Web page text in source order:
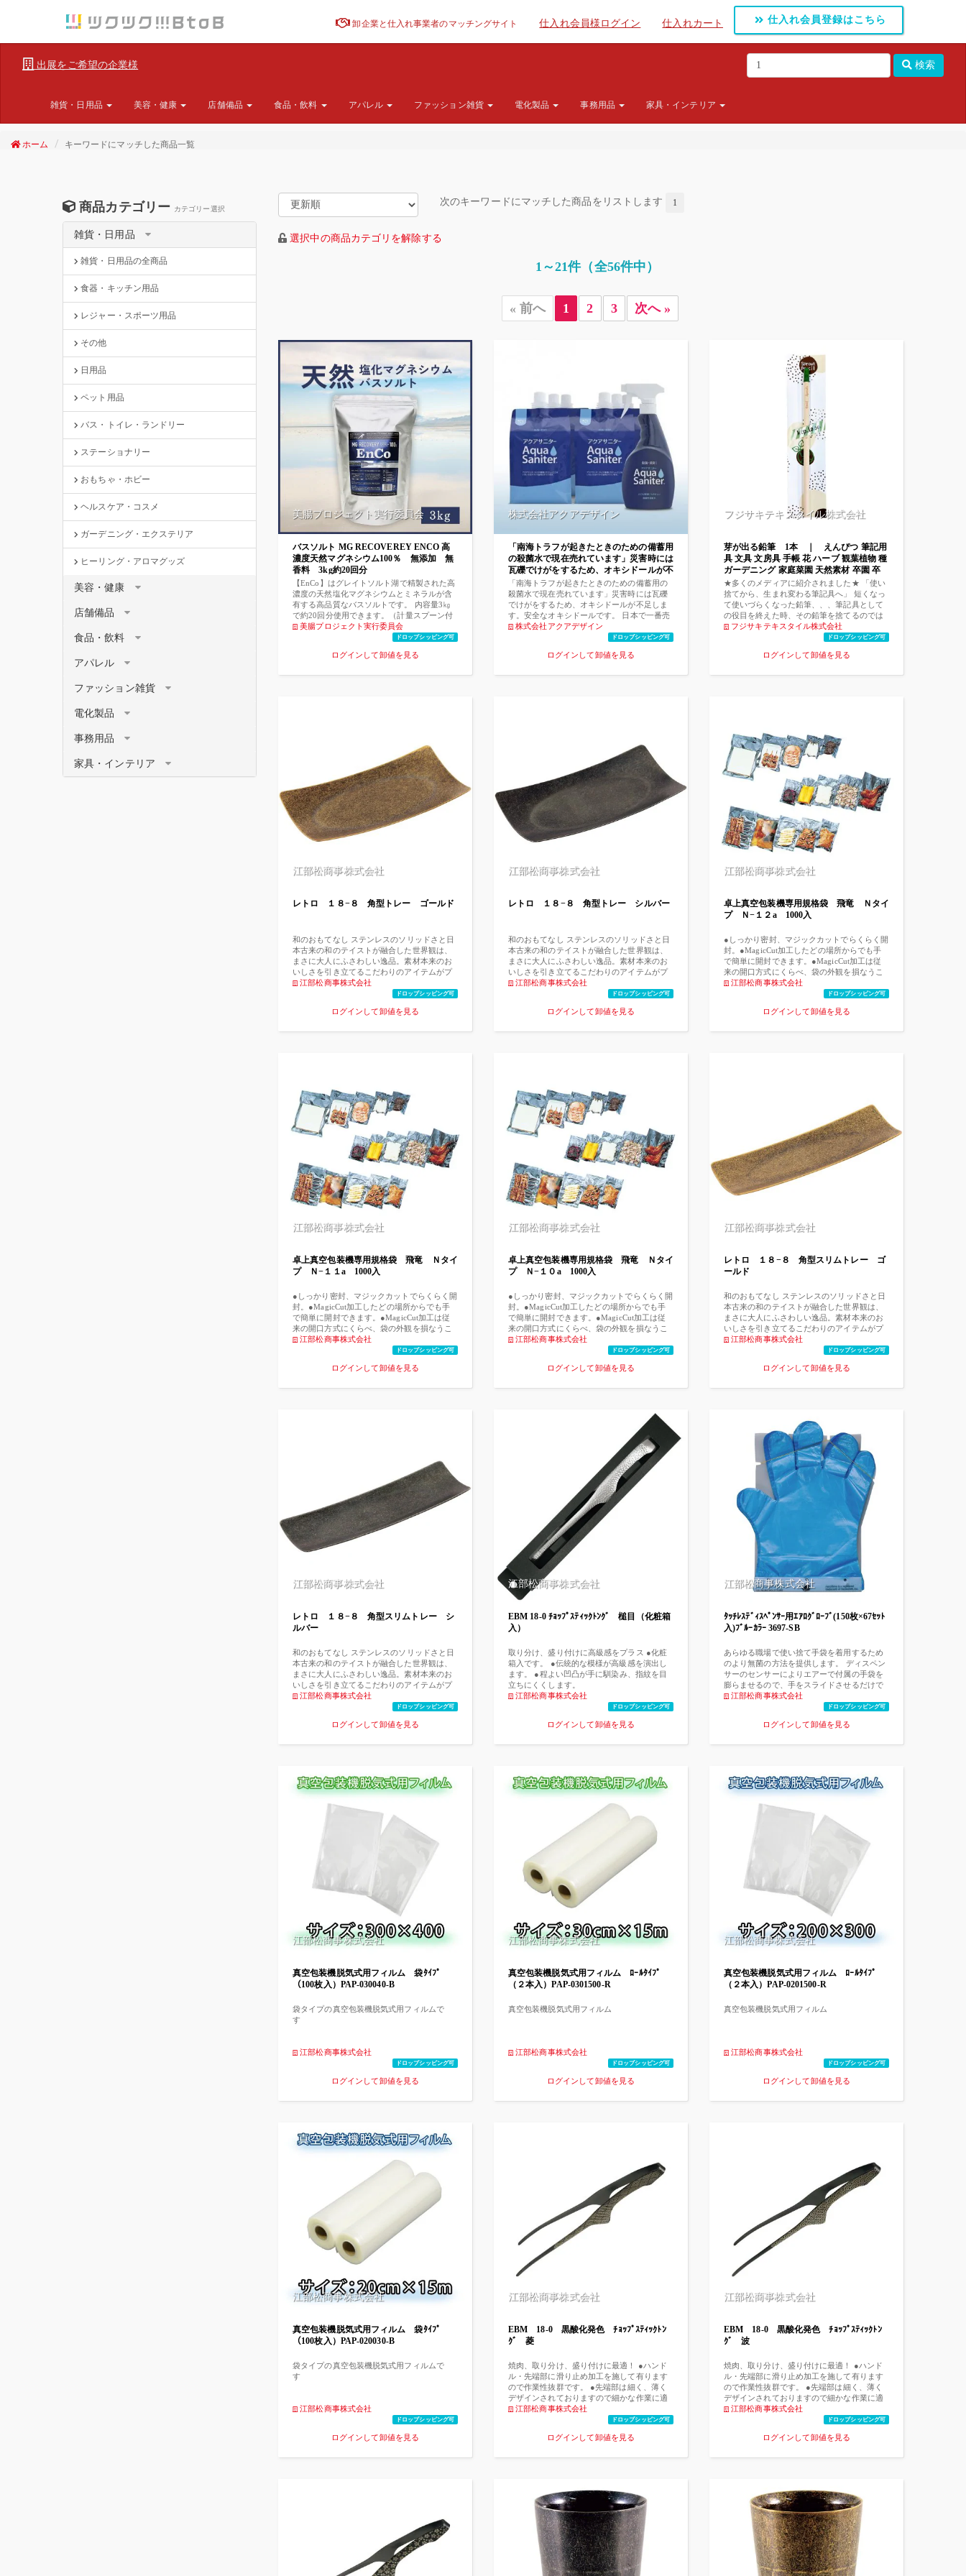
卸企業と仕入れ事業者のマッチングサイト 仕入れ会員様ログイン 仕入れカート 仕入れ会員登録はこちら
出展をご希望の企業様 検索
雑貨・日用品 美容・健康 店舗備品 食品・飲料 アパレル ファッション雑貨 電化製品 事務用品 家具・インテリア
ホーム キーワードにマッチした商品一覧
商品カテゴリー カテゴリー選択
雑貨・日用品
雑貨・日用品の全商品
食器・キッチン用品
レジャー・スポーツ用品
その他
日用品
ペット用品
バス・トイレ・ランドリー
ステーショナリー
おもちゃ・ホビー
ヘルスケア・コスメ
ガーデニング・エクステリア
ヒーリング・アロマグッズ
美容・健康
店舗備品
食品・飲料
アパレル
ファッション雑貨
電化製品
事務用品
家具・インテリア
次のキーワードにマッチした商品をリストします 1
選択中の商品カテゴリを解除する
1～21件（全56件中）
« 前へ 1 2 3 次へ »
美腸プロジェクト実行委員会
バスソルト MG RECOVEREY ENCO 高
濃度天然マグネシウム100％ 無添加 無
香料 3kg約20回分
【EnCo】はグレイトソルト湖で精製された高
濃度の天然塩化マグネシウムとミネラルが含
有する高品質なバスソルトです。 内容量3㎏
で約20回分使用できます。（計量スプーン付
き） バスソルトとして人気のエプソムソルト
は硫酸イオン皮脂を洗い流すため、肌がカサ
スソルトはお肌がしっとり潤いが続きます。
然の恵みであるグレイトソルトレイクの湖水
を天日干しし、不純物除去の工程を経てフレ
ーク状に精製されます。 ●カラダが喜ぶ
Mg（マグネシウム）温浴 マグネシウムは身
体を動かす人には欠かせない必須ミネラルで
す。 ●合成着色料や香料等は完全不使用 【使
用方法】 150〜200リットルのお湯に対しスプ
ーン山盛り6杯（約150ｇ）を湯船に入れて20
分を目安に入浴ください。 疲れが気になる部
分には入浴中にマッサージしてご使用くださ
美腸プロジェクト実行委員会
ドロップシッピング可
ログインして卸値を見る
株式会社アクアデザイン
「南海トラフが起きたときのための備蓄用
の殺菌水で現在売れています」災害時には
瓦礫でけがをするため、オキシドールが不
足します。安全なオキシドールになりま
す。日本で一番売れている電解水【強力な
除菌力と素肌にやさしい微酸性電解水】ア
クアサニター1L×6個（スプレーボトル
付）
「南海トラフが起きたときのための備蓄用の
殺菌水で現在売れています」災害時には瓦礫
でけがをするため、オキシドールが不足しま
す。安全なオキシドールです。 日本で一番売
れている電解水 当社が製造元です。 アクアサ
ニタ―（除菌・消臭） 1L×6本＋スプレーセッ
ーグループ全店舗でもノロウィルス対策に使
ルコールより除菌力が高いうえに、 うがいか
ら食品への使用まで幅広くご活用いただけま
す 詳細は特設サイトをご覧ください。
https://www.aqua-saniter.com/ アクアサニター
は、水のように気軽に、どこでも手軽に使え
る微酸性電解水です。 人体にも厨房内の機
器・設備にも安心して使え、クリニック・介
護施設・保育園・製造現場・店舗などの環境
改善、生活環境の衛生対策におすすめです。
微酸性電解水のベストセラーです。 アクアサ
生対策に幅広くご利用いただけます。 水のよ
りません。使用後は水に戻るので排水処理も
食性が低いので器具や各種設備の除菌、清掃
などにも安心して使えます。 空間を除菌・消
臭 狭い範囲は専用スプレー、空間には専用加
湿器で散布すれば、イヤなニオイを消臭する
とともに空気中の雑菌を除菌します。 詳細は
特設サイト、アクアサニタ―オフィシャルホ
https://www.aqua-saniter.com/index.html また、
株式会社アクアデザイン
ドロップシッピング可
ログインして卸値を見る
フジサキテキスタイル株式会社
芽が出る鉛筆 1本 ｜ えんぴつ 筆記用
具 文具 文房具 手帳 花 ハーブ 観葉植物 種
ガーデニング 家庭菜園 天然素材 卒園 卒
業 入園 入学 記念品 プレゼント ギフト 祝
い 子供 小学生 男の子 女の子 事務用品 デ
スク オフィス ステーショナリー 学校
★多くのメディアに紹介されました★ 「使い
捨てから、生まれ変わる筆記具へ」 短くなっ
て使いづらくなった鉛筆、、、筆記具として
の役目を終えた時、その鉛筆を捨てるのでは
なく、植えてみましょう。土へ還された鉛筆
は新たな命を芽吹く種子となり、私たちを楽
す。 ”サステナブルって何だろう” 私たちが未
ックを使わない鉛筆に着目し、使い終わった
後に植えられる、自然に優しい筆記具として
発明しました。 そしてその鉛筆をデンマーク
にあるスプラウト社が商品化し、現在までに
世界80か国以上で約3000万本以上が販売され
ています。 【書く→植える→育てる→楽し
む】 このサイクル通して、サステナブルや
SDGs、環境について考える機会、きっかけに
活用していただきたいという想いを込めて作
られた、”身近なエコ活動”を体験できる鉛筆
です。 ＝＝＝＝＝＝＝＝＝＝＝＝＝＝＝＝＝
＝＝＝＝＝＝＝＝＝＝＝＝＝＝＝＝＝＝＝＝
★ スプラウトペンシルがあらゆる種類の教育
います。 ・使用後に使える→サステナブル(持
続可能性)の象徴 ・リサイクル、環境への配慮
な募金活動に ・生徒と教師への理想的な贈り
物
フジサキテキスタイル株式会社
ドロップシッピング可
ログインして卸値を見る
江部松商事株式会社
レトロ １８−８ 角型トレー ゴールド
和のおもてなし ステンレスのソリッドさと日
本古来の和のテイストが融合した世界観は、
まさに大人にふさわしい逸品。素材本来のお
いしさを引き立てるこだわりのアイテムがプ
レミアムな時間へ誘う。
江部松商事株式会社
ドロップシッピング可
ログインして卸値を見る
江部松商事株式会社
レトロ １８−８ 角型トレー シルバー
和のおもてなし ステンレスのソリッドさと日
本古来の和のテイストが融合した世界観は、
まさに大人にふさわしい逸品。素材本来のお
いしさを引き立てるこだわりのアイテムがプ
レミアムな時間へ誘う。
江部松商事株式会社
ドロップシッピング可
ログインして卸値を見る
江部松商事株式会社
卓上真空包装機専用規格袋 飛竜 Ｎタイ
プ Ｎ−１２a 1000入
●しっかり密封、マジックカットでらくらく開
封。●MagicCut加工したどの場所からでも手
で簡単に開封できます。●MagicCut加工は従
来の開口方式にくらべ、袋の外観を損なうこ
とはありません。●MagicCut加工の位置表示
により、開封の簡便さが増し、消費者に喜ば
た汎用タイプです。●−30℃の冷凍から85℃で
江部松商事株式会社
ドロップシッピング可
ログインして卸値を見る
江部松商事株式会社
卓上真空包装機専用規格袋 飛竜 Ｎタイ
プ Ｎ−１１a 1000入
●しっかり密封、マジックカットでらくらく開
封。●MagicCut加工したどの場所からでも手
で簡単に開封できます。●MagicCut加工は従
来の開口方式にくらべ、袋の外観を損なうこ
とはありません。●MagicCut加工の位置表示
により、開封の簡便さが増し、消費者に喜ば
た汎用タイプです。●−30℃の冷凍から85℃で
江部松商事株式会社
ドロップシッピング可
ログインして卸値を見る
江部松商事株式会社
卓上真空包装機専用規格袋 飛竜 Ｎタイ
プ Ｎ−１０a 1000入
●しっかり密封、マジックカットでらくらく開
封。●MagicCut加工したどの場所からでも手
で簡単に開封できます。●MagicCut加工は従
来の開口方式にくらべ、袋の外観を損なうこ
とはありません。●MagicCut加工の位置表示
により、開封の簡便さが増し、消費者に喜ば
た汎用タイプです。●−30℃の冷凍から85℃で
江部松商事株式会社
ドロップシッピング可
ログインして卸値を見る
江部松商事株式会社
レトロ １８−８ 角型スリムトレー ゴ
ールド
和のおもてなし ステンレスのソリッドさと日
本古来の和のテイストが融合した世界観は、
まさに大人にふさわしい逸品。素材本来のお
いしさを引き立てるこだわりのアイテムがプ
レミアムな時間へ誘う。
江部松商事株式会社
ドロップシッピング可
ログインして卸値を見る
江部松商事株式会社
レトロ １８−８ 角型スリムトレー シ
ルバー
和のおもてなし ステンレスのソリッドさと日
本古来の和のテイストが融合した世界観は、
まさに大人にふさわしい逸品。素材本来のお
いしさを引き立てるこだわりのアイテムがプ
レミアムな時間へ誘う。
江部松商事株式会社
ドロップシッピング可
ログインして卸値を見る
江部松商事株式会社
EBM 18-0 ﾁｮｯﾌﾟｽﾃｨｯｸﾄﾝｸﾞ 槌目（化粧箱
入）
取り分け、盛り付けに高級感をプラス ●化粧
箱入です。 ●伝統的な模様が高級感を演出し
ます。 ●程よい凹凸が手に馴染み、指紋を目
立ちにくくします。
江部松商事株式会社
ドロップシッピング可
ログインして卸値を見る
江部松商事株式会社
ﾀｯﾁﾚｽﾃﾞｨｽﾍﾟﾝｻｰ用ｴｱﾛｸﾞﾛｰﾌﾞ(150枚×67ｾｯﾄ
入)ﾌﾞﾙｰｶﾗｰ 3697-SB
あらゆる職場で使い捨て手袋を着用するため
のより無菌の方法を提供します。 ディスペン
サーのセンサーによりエアーで付属の手袋を
膨らませるので、手をスライドさせるだけで
手袋を装着出来ます。
江部松商事株式会社
ドロップシッピング可
ログインして卸値を見る
江部松商事株式会社
真空包装機脱気式用フィルム 袋ﾀｲﾌﾟ
（100枚入）PAP-030040-B
袋タイプの真空包装機脱気式用フィルムで
す
江部松商事株式会社
ドロップシッピング可
ログインして卸値を見る
江部松商事株式会社
真空包装機脱気式用フィルム ﾛｰﾙﾀｲﾌﾟ
（２本入）PAP-0301500-R
真空包装機脱気式用フィルム
江部松商事株式会社
ドロップシッピング可
ログインして卸値を見る
江部松商事株式会社
真空包装機脱気式用フィルム ﾛｰﾙﾀｲﾌﾟ
（２本入）PAP-0201500-R
真空包装機脱気式用フィルム
江部松商事株式会社
ドロップシッピング可
ログインして卸値を見る
江部松商事株式会社
真空包装機脱気式用フィルム 袋ﾀｲﾌﾟ
（100枚入）PAP-020030-B
袋タイプの真空包装機脱気式用フィルムで
す
江部松商事株式会社
ドロップシッピング可
ログインして卸値を見る
江部松商事株式会社
EBM 18-0 黒酸化発色 ﾁｮｯﾌﾟｽﾃｨｯｸﾄﾝ
ｸﾞ 菱
焼肉、取り分け、盛り付けに最適！ ●ハンド
ル・先端部に滑り止め加工を施して有ります
ので作業性抜群です。 ●先端部は細く、薄く
デザインされておりますので細かな作業に適
し菜箸や盛箸としても大変便利です。
江部松商事株式会社
ドロップシッピング可
ログインして卸値を見る
江部松商事株式会社
EBM 18-0 黒酸化発色 ﾁｮｯﾌﾟｽﾃｨｯｸﾄﾝ
ｸﾞ 波
焼肉、取り分け、盛り付けに最適！ ●ハンド
ル・先端部に滑り止め加工を施して有ります
ので作業性抜群です。 ●先端部は細く、薄く
デザインされておりますので細かな作業に適
し菜箸や盛箸としても大変便利です。
江部松商事株式会社
ドロップシッピング可
ログインして卸値を見る